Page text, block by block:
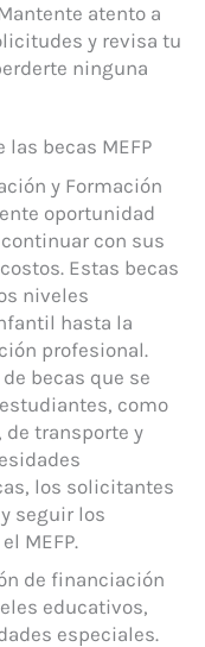
atento a
y revisa tu
ninguna
las becas MEFP
y Formación
oportunidad
con sus
Estas becas
niveles
hasta la
profesional.
becas que se
como
de transporte y
los solicitantes
seguir los
MEFP.
de financiación
educativos,
especiales.